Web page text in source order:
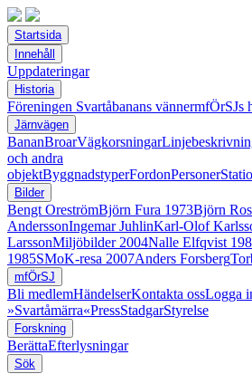
Startsida
Innehåll
Uppdateringar
Historia
Föreningen Svartåbanans vännermfÖrSJs
Järnvägen
BananBroarVägkorsningar
och andra
objektByggnadstyperFordonPersoner
Bilder
Bengt OreströmBjörn Fura 1973Björn
AnderssonIngemar JuhlinKarl-Olof
LarssonMiljöbilder 2004Nalle Elfqvist
1985SMoK-resa 2007Anders Forsberg
mfÖrSJ
Bli medlemHändelserKontakta ossLogga
»Svartåmärra«PressStadgarStyrelse
Forskning
BerättaEfterlysningar
Sök